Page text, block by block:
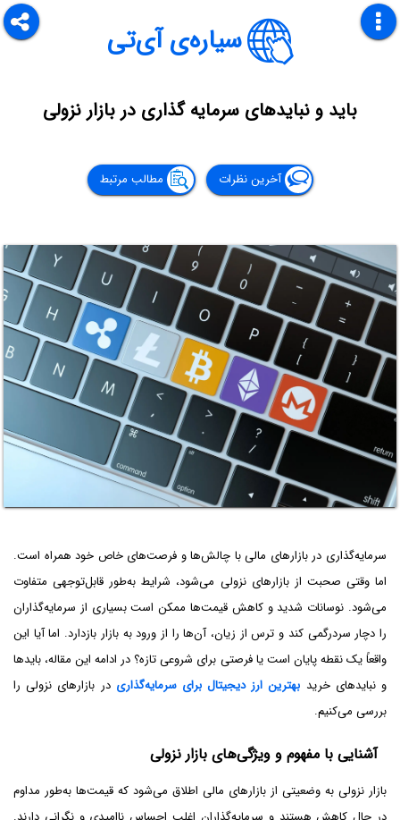
سیاره‌ی آی‌تی
باید و نبایدهای سرمایه گذاری در بازار نزولی
آخرین نظرات مطالب مرتبط
سرمایه‌گذاری در بازارهای مالی با چالش‌ها و فرصت‌های خاص خود همراه است.
اما وقتی صحبت از بازارهای نزولی می‌شود، شرایط به‌طور قابل‌توجهی متفاوت
می‌شود. نوسانات شدید و کاهش قیمت‌ها ممکن است بسیاری از سرمایه‌گذاران
را دچار سردرگمی کند و ترس از زیان، آن‌ها را از ورود به بازار بازدارد. اما آیا این
واقعاً یک نقطه پایان است یا فرصتی برای شروعی تازه؟ در ادامه این مقاله، بایدها
و نبایدهای خرید بهترین ارز دیجیتال برای سرمایه‌گذاری در بازارهای نزولی را
بررسی می‌کنیم.
آشنایی با مفهوم و ویژگی‌های بازار نزولی
بازار نزولی به وضعیتی از بازارهای مالی اطلاق می‌شود که قیمت‌ها به‌طور مداوم